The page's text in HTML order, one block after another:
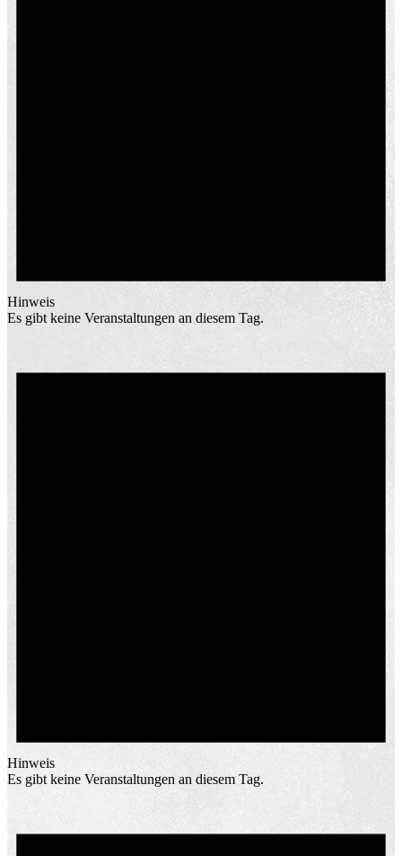
Hinweis
Es gibt keine Veranstaltungen an diesem Tag.
Hinweis
Es gibt keine Veranstaltungen an diesem Tag.